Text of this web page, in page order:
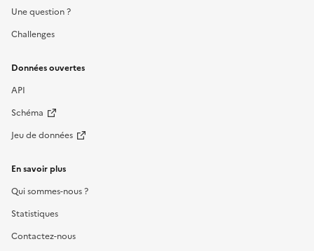
Une question ?
Challenges
Données ouvertes
API
Schéma
Jeu de données
En savoir plus
Qui sommes-nous ?
Statistiques
Contactez-nous